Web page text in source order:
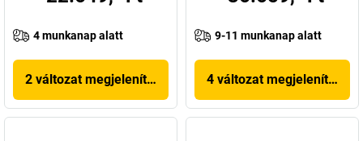
4 munkanap alatt
2 változat megjelenítése
9-11 munkanap alatt
4 változat megjelenítése